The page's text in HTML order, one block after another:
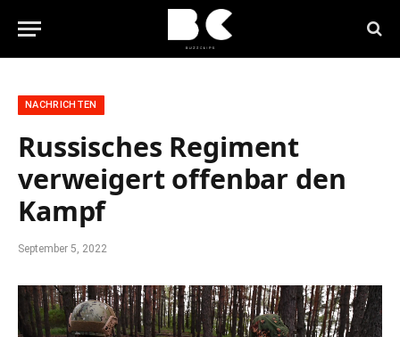
NACHRICHTEN
Russisches Regiment
verweigert offenbar den
Kampf
September 5, 2022